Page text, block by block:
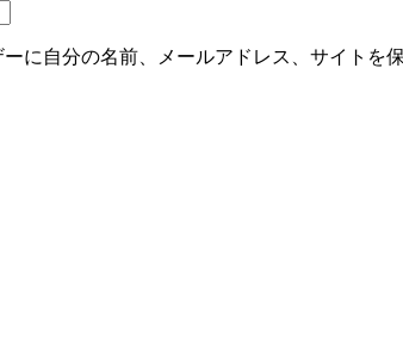
に自分の名前、メールアドレス、サイトを保